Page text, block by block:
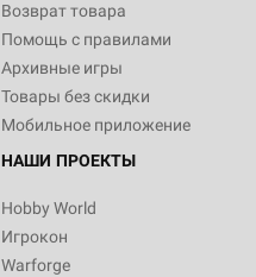
Возврат товара
Помощь с правилами
Архивные игры
Товары без скидки
Мобильное приложение
НАШИ ПРОЕКТЫ
Hobby World
Игрокон
Warforge